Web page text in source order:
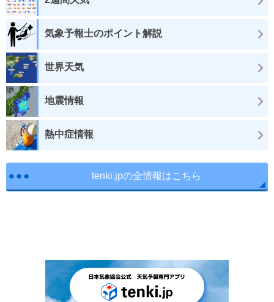
気象予報士のポイント解説
世界天気
地震情報
熱中症情報
tenki.jpの全情報はこちら